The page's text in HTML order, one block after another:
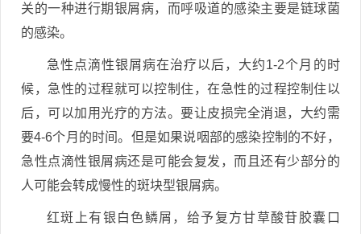
关的一种进行期银屑病，而呼吸道的感染主要是链球菌
的感染。
急性点滴性银屑病在治疗以后，大约1-2个月的时
候，急性的过程就可以控制住，在急性的过程控制住以
后，可以加用光疗的方法。要让皮损完全消退，大约需
要4-6个月的时间。但是如果说咽部的感染控制的不好，
急性点滴性银屑病还是可能会复发，而且还有少部分的
人可能会转成慢性的斑块型银屑病。
红斑上有银白色鳞屑，给予复方甘草酸苷胶囊口